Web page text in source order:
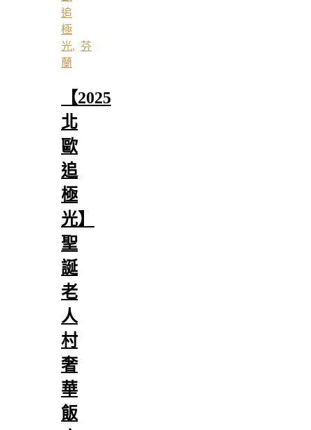
追
極
光, 芬
蘭
【2025
北
歐
追
極
光】
聖
誕
老
人
村
奢
華
飯